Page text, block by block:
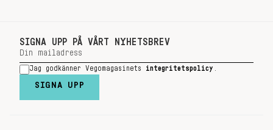
SIGNA UPP PÅ VÅRT NYHETSBREV
Jag godkänner Vegomagasinets integritetspolicy
SIGNA UPP